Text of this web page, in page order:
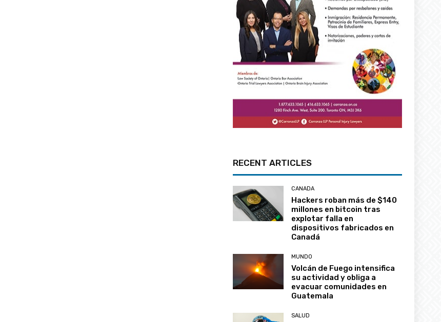
RECENT ARTICLES
CANADA
Hackers roban más de $140
millones en bitcoin tras
explotar falla en
dispositivos fabricados en
Canadá
MUNDO
Volcán de Fuego intensifica
su actividad y obliga a
evacuar comunidades en
Guatemala
SALUD